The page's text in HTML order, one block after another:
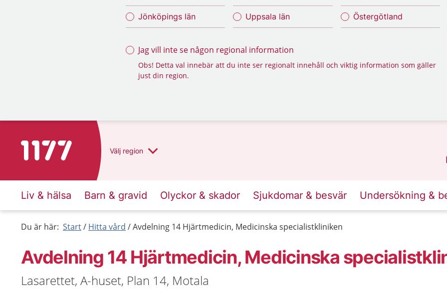
Jönköpings län Uppsala län Östergötland
Jag vill inte se någon regional information
Obs! Detta val innebär att du inte ser regionalt innehåll och viktig information som gäller
just din region.
Till startsidan för 1177 Välj region
Liv & hälsa Barn & gravid Olyckor & skador Sjukdomar & besvär Undersökning &
Du är här: Start Hitta vård Avdelning 14 Hjärtmedicin, Medicinska specialistkliniken
Avdelning 14 Hjärtmedicin, Medicinska
Lasarettet, A-huset, Plan 14, Motala